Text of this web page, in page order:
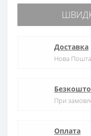
Доставка
Нова Пошта
При
Оплата